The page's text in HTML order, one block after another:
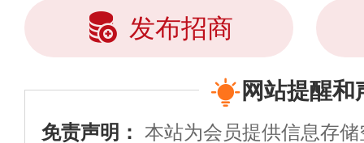
发布招商
网站提醒和
免责声明： 本站为会员提供信息存